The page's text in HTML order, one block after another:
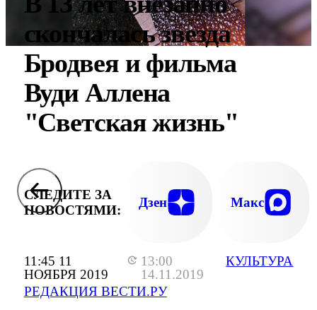
11:45 11
НОЯБРЯ 2019
13:00
14.11.2019
РЕДАКЦИЯ ВЕСТИ.РУ
КУЛЬТУРА
скончалась звезда
Бродвея и фильма
Вуди Аллена
"Светская жизнь"
СЛЕДИТЕ ЗА
НОВОСТЯМИ:
Дзен Макс